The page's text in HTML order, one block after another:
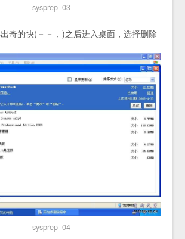
sysprep_03
的快(－－，)之后进入桌面，选择删除
sysprep_04